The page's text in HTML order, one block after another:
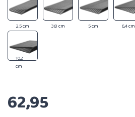
2,5 cm 3,8 cm 5 cm 6,4 cm
10,2
cm
62,95